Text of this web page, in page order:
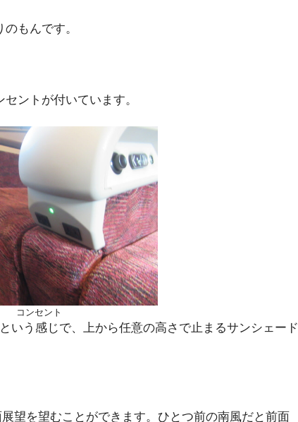
もんです。
ントが付いています。
コンセント
いう感じで、上から任意の高さで止まるサンシェード
望を望むことができます。ひとつ前の南風だと前面